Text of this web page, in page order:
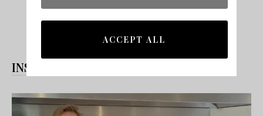
INSTAGRAM
ACCEPT ALL